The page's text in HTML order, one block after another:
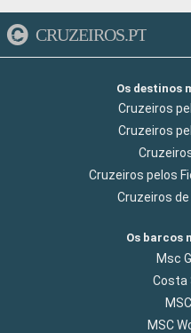
CRUZEIROS.PT
Os destinos
Cruzeiros
Cruzeiros
Cruzeiros pelos
Cruzeiros
Os barcos
Msc
Costa
MSC